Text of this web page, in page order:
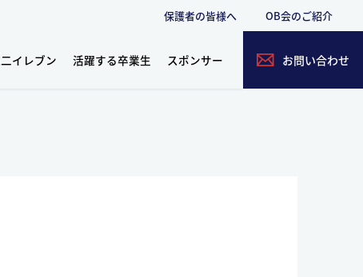
保護者の皆様へ OB会のご紹介
イレブン 活躍する卒業生 スポンサー お問い合わせ